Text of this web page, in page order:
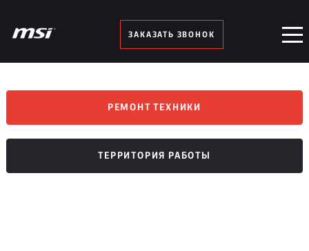
ЗАКАЗАТЬ ЗВОНОК
РЕМОНТ ТЕХНИКИ
ТЕРРИТОРИЯ РАБОТЫ